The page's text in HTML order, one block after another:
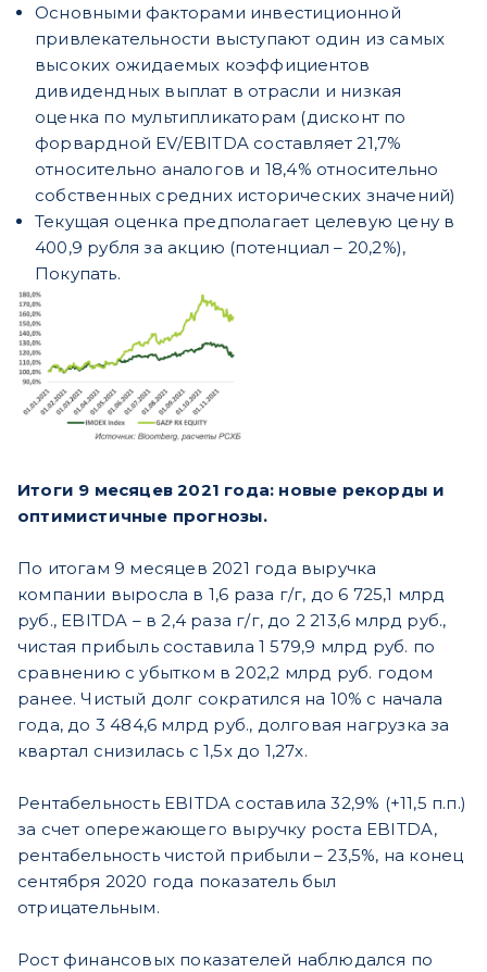
Основными факторами инвестиционной
привлекательности выступают один из самых
высоких ожидаемых коэффициентов
дивидендных выплат в отрасли и низкая
оценка по мультипликаторам (дисконт по
форвардной EV/EBITDA составляет 21,7%
относительно аналогов и 18,4% относительно
собственных средних исторических значений)
Текущая оценка предполагает целевую цену в
400,9 рубля за акцию (потенциал – 20,2%),
Покупать.
Итоги 9 месяцев 2021 года: новые рекорды и
оптимистичные прогнозы.
По итогам 9 месяцев 2021 года выручка
компании выросла в 1,6 раза г/г, до 6 725,1 млрд
руб., EBITDA – в 2,4 раза г/г, до 2 213,6 млрд руб.,
чистая прибыль составила 1 579,9 млрд руб. по
сравнению с убытком в 202,2 млрд руб. годом
ранее. Чистый долг сократился на 10% с начала
года, до 3 484,6 млрд руб., долговая нагрузка за
квартал снизилась с 1,5x до 1,27x.
Рентабельность EBITDA составила 32,9% (+11,5 п.п.)
за счет опережающего выручку роста EBITDA,
рентабельность чистой прибыли – 23,5%, на конец
сентября 2020 года показатель был
отрицательным.
Рост финансовых показателей наблюдался по